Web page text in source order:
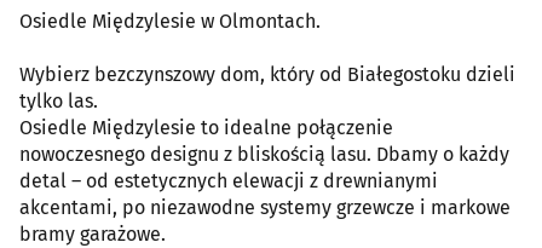
Osiedle Międzylesie w Olmontach.
Wybierz bezczynszowy dom, który od Białegostoku dzieli
tylko las.
Osiedle Międzylesie to idealne połączenie
nowoczesnego designu z bliskością lasu. Dbamy o każdy
detal – od estetycznych elewacji z drewnianymi
akcentami, po niezawodne systemy grzewcze i markowe
bramy garażowe.